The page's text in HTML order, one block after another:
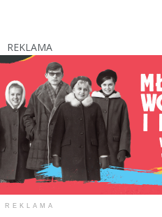
REKLAMA
REKLAMA